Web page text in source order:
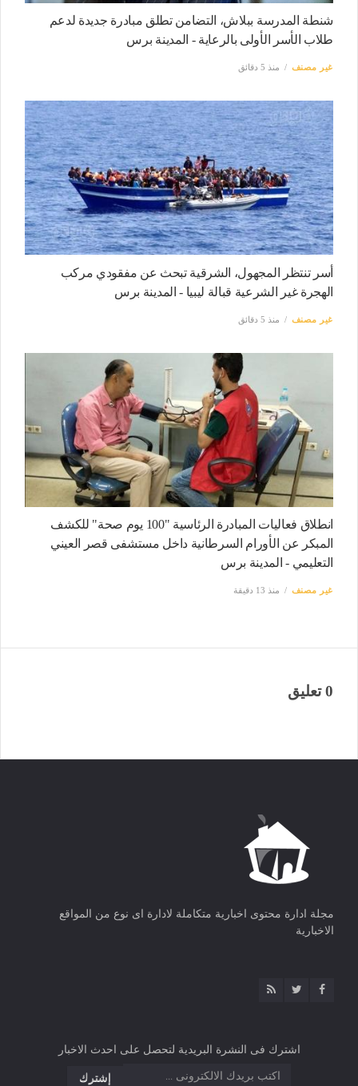
شنطة المدرسة ببلاش، التضامن تطلق مبادرة جديدة لدعم
طلاب الأسر الأولى بالرعاية - المدينة برس
غير مصنف منذ 5 دقائق
أسر تنتظر المجهول، الشرقية تبحث عن مفقودي مركب
الهجرة غير الشرعية قبالة ليبيا - المدينة برس
غير مصنف منذ 5 دقائق
انطلاق فعاليات المبادرة الرئاسية "100 يوم صحة" للكشف
المبكر عن الأورام السرطانية داخل مستشفى قصر العيني
التعليمي - المدينة برس
غير مصنف منذ 13 دقيقة
0 تعليق
مجلة ادارة محتوى اخبارية متكاملة لادارة اى نوع من المواقع
الاخبارية
اشترك فى النشرة البريدية لتحصل على احدث الاخبار